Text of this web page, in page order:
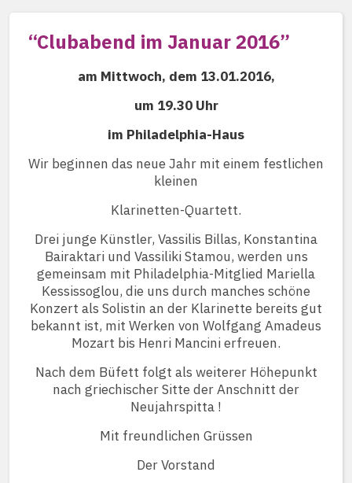
“Clubabend im Januar 2016”
am Mittwoch, dem 13.01.2016,
um 19.30 Uhr
im Philadelphia-Haus
Wir beginnen das neue Jahr mit einem festlichen
kleinen
Klarinetten-Quartett.
Drei junge Künstler, Vassilis Billas, Konstantina
Bairaktari und Vassiliki Stamou, werden uns
gemeinsam mit Philadelphia-Mitglied Mariella
Kessissoglou, die uns durch manches schöne
Konzert als Solistin an der Klarinette bereits gut
bekannt ist, mit Werken von Wolfgang Amadeus
Mozart bis Henri Mancini erfreuen.
Nach dem Büfett folgt als weiterer Höhepunkt
nach griechischer Sitte der Anschnitt der
Neujahrspitta !
Mit freundlichen Grüssen
Der Vorstand